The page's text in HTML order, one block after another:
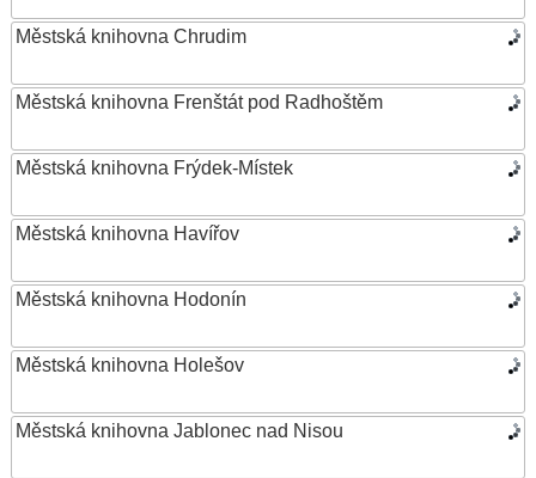
Městská knihovna Chrudim
Městská knihovna Frenštát pod Radhoštěm
Městská knihovna Frýdek-Místek
Městská knihovna Havířov
Městská knihovna Hodonín
Městská knihovna Holešov
Městská knihovna Jablonec nad Nisou